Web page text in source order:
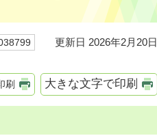
更新日 2026年2月20日
刷 大きな文字で印刷